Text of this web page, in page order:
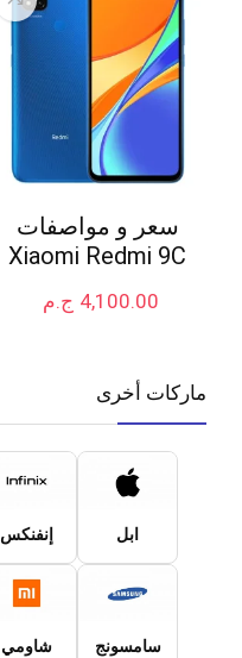
سعر و مواصفات
Xiaomi Redmi 9C
ج.م 4,100.00
ماركات أخرى
ابل إنفنكس
سامسونج شاومي